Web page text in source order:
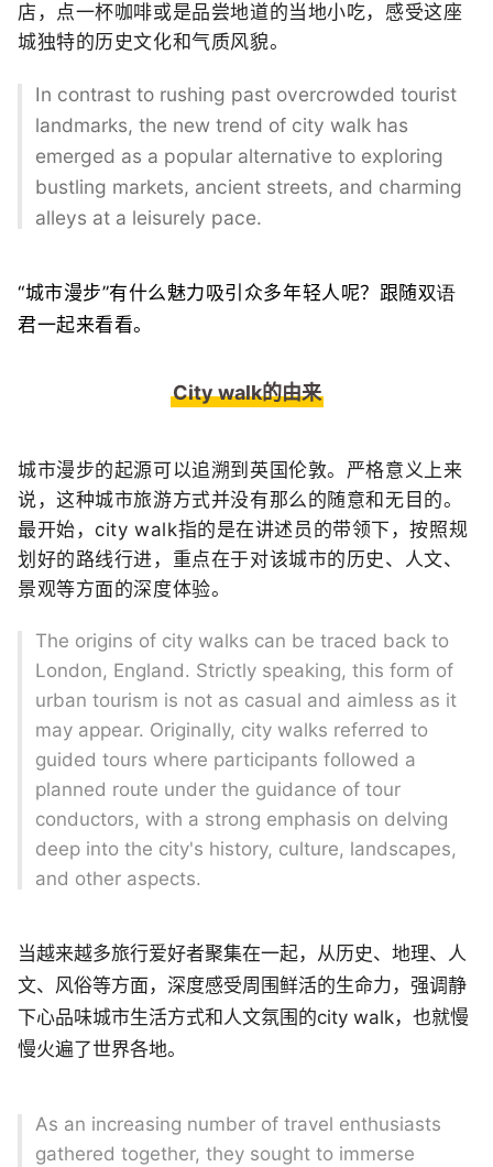
店， 点一杯咖啡或是品尝地道的当地小吃， 感受这座
城独特的历史文化和气质风貌。
In contrast to rushing past overcrowded tourist
landmarks, the new trend of city walk has
emerged as a popular alternative to exploring
bustling markets, ancient streets, and charming
alleys at a leisurely pace.
“城市漫步”有什么魅力吸引众多年轻人呢？跟随双语
君一起来看看。
City walk的由来
城市漫步的起源可以追溯到英国伦敦。严格意义上来
说，这种城市旅游方式并没有那么的随意和无目的。
最开始，city walk指的是在讲述员的带领下，按照规
划好的路线行进，重点在于对该城市的历史、人文、
景观等方面的深度体验。
The origins of city walks can be traced back to
London, England. Strictly speaking, this form of
urban tourism is not as casual and aimless as it
may appear. Originally, city walks referred to
guided tours where participants followed a
planned route under the guidance of tour
conductors, with a strong emphasis on delving
deep into the city's history, culture, landscapes,
and other aspects.
当越来越多旅行爱好者聚集在一起，从历史、地理、人
文、风俗等方面，深度感受周围鲜活的生命力，强调静
下心品味城市生活方式和人文氛围的city walk，也就慢
慢火遍了世界各地。
As an increasing number of travel enthusiasts
gathered together, they sought to immerse